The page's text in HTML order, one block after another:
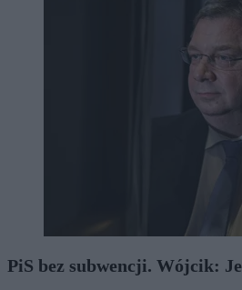
PiS bez subwencji. Wójcik: